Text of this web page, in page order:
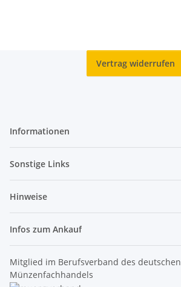
Vertrag widerrufen
Informationen
Sonstige Links
Hinweise
Infos zum Ankauf
Mitglied im Berufsverband des deutschen
Münzenfachhandels